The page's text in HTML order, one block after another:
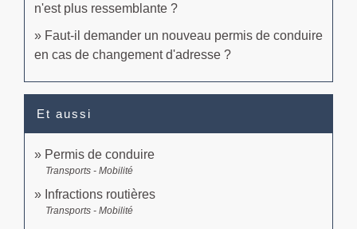
n'est plus ressemblante ?
Faut-il demander un nouveau permis de conduire
en cas de changement d'adresse ?
Et aussi
Permis de conduire
Transports - Mobilité
Infractions routières
Transports - Mobilité